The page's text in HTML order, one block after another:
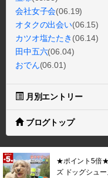
会社女子会(06.19)
オタクの出会い(06.15)
カツオ塩たたき (06.14)
田中五六(06.04)
おでん(06.01)
月別エントリー
ブログトップ
★ポイント5倍★
ズ ドッグシュ